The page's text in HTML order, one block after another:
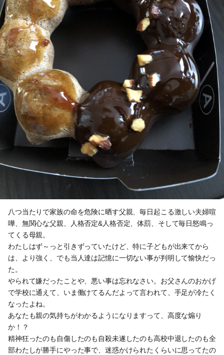
八つ当たりで家族の命を危険に晒す父親、毎日起こる激しい夫婦喧
嘩、無関心な父親、人格否定&人格否定、体罰、そして毎日怒鳴っ
てくる母親。
わたしはず～っと引きずっていたけど、特に子どもが出来てから
は、より強く、でも当人達は記憶に一切ない事が判明して愉快だっ
た。
やられて嫌だったことや、悪い事は忘れなさい。お父さんのおかげ
で学校に通えて、いま働けてるんだよって言われて、手足が冷たく
なったよね。
あなたも親の気持ちがわかるようになりますって、高度な煽り
か！？
精神狂ったのも自傷したのも自殺未遂したのも高校中退したのも全
部わたしが勝手にやった事で、迷惑かけられたくらいに思ってたの